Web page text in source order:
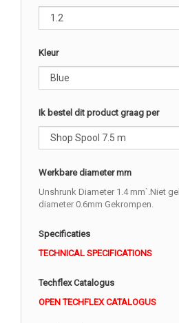
Kleur
Ik bestel dit product graag per
Werkbare diameter mm
Unshrunk Diameter 1.4 mm`.Niet
diameter 0.6mm Gekrompen.
Specificaties
TECHNICAL SPECIFICATIONS
Techflex Catalogus
OPEN TECHFLEX CATALOGUS